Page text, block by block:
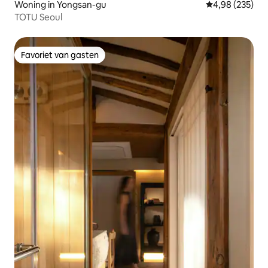
Woning in Yongsan-gu Gemiddelde
4,98 (235)
TOTU Seoul
Favoriet van gasten
Favoriet van gasten